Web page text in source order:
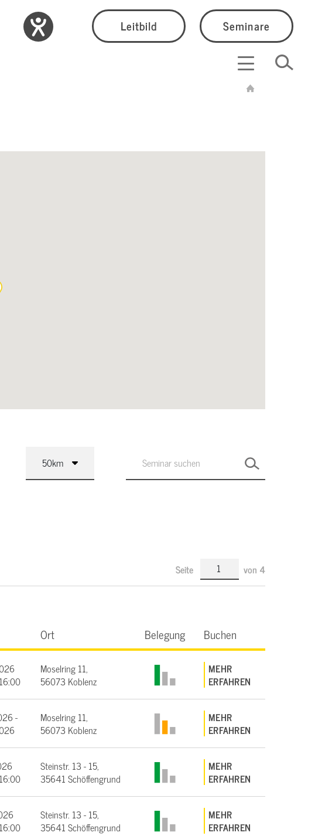
Leitbild Seminare
Seite von 4
Ort Belegung Buchen
Moselring 11,
56073 Koblenz
MEHR
ERFAHREN
-
Moselring 11,
56073 Koblenz
MEHR
ERFAHREN
Steinstr. 13 - 15,
35641 Schöffengrund
MEHR
ERFAHREN
Steinstr. 13 - 15,
35641 Schöffengrund
MEHR
ERFAHREN